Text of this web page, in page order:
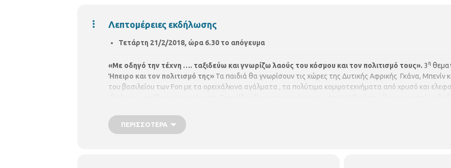
Λεπτομέρειες εκδήλωσης
Τετάρτη 21/2/2018, ώρα 6.30 το απόγευμα
«Με οδηγό την τέχνη …. ταξιδεύω και γνωρίζω λαούς του κόσμου και τον πολιτισμό τους». 3 η
Ήπειρο και τον πολιτισμό της» Τα παιδιά θα γνωρίσουν τις χώρες της Δυτικής Αφρικής Γκάνα, Μπενίν
του βασιλείου των Fon με τα ορειχάλκινα αγάλματα , τα πολύτιμα κομψοτεχνήματα από χρυσό και
ΠΕΡΙΣΣΌΤΕΡΑ